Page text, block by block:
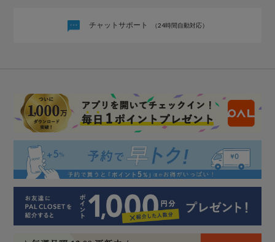
チャットサポート （24時間自動対応）